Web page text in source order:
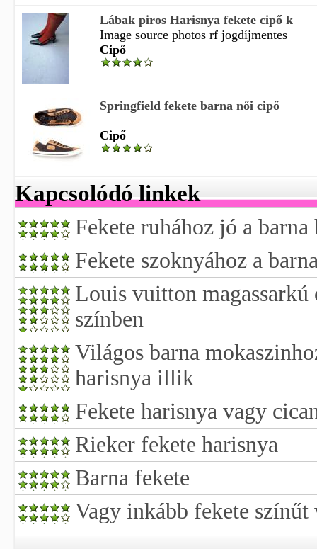
Lábak piros Harisnya fekete cipő k
Image source photos rf jogdíjmentes
Cipő
Springfield fekete barna női cipő
Cipő
Kapcsolódó linkek
Fekete ruhához jó a barna
Fekete szoknyához a
Louis vuitton magassarkú
színben
Világos barna
harisnya illik
Fekete harisnya vagy
Rieker fekete harisnya
Barna fekete
Vagy inkább fekete színűt